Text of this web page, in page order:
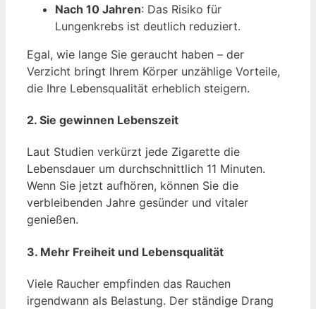
Nach 10 Jahren: Das Risiko für
Lungenkrebs ist deutlich reduziert.
Egal, wie lange Sie geraucht haben – der
Verzicht bringt Ihrem Körper unzählige Vorteile,
die Ihre Lebensqualität erheblich steigern.
2. Sie gewinnen Lebenszeit
Laut Studien verkürzt jede Zigarette die
Lebensdauer um durchschnittlich 11 Minuten.
Wenn Sie jetzt aufhören, können Sie die
verbleibenden Jahre gesünder und vitaler
genießen.
3. Mehr Freiheit und Lebensqualität
Viele Raucher empfinden das Rauchen
irgendwann als Belastung. Der ständige Drang